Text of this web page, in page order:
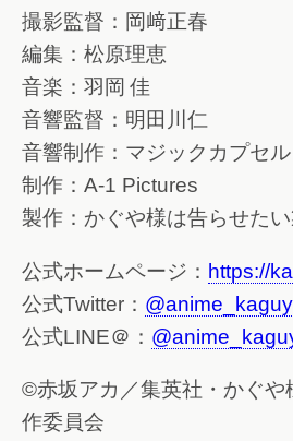
撮影監督：岡﨑正春
編集：松原理恵
音楽：羽岡 佳
音響監督：明田川仁
音響制作：マジックカプセル
制作：A-1 Pictures
製作：かぐや様は告らせた
公式ホームページ： https://
公式Twitter：
公式LINE＠：
©赤坂アカ／集英社・かぐや
作委員会